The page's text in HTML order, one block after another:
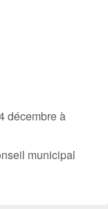
décembre à
municipal